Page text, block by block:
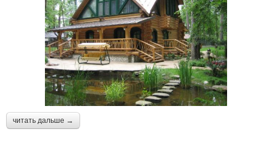
читать дальше →